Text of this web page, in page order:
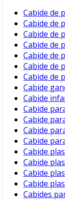
Cabide de
Cabide de
Cabide de
Cabide de
Cabide de
Cabide de
Cabide de
Cabide
Cabide
Cabide
Cabide
Cabide
Cabide
Cabide
Cabide
Cabide
Cabide
Cabides